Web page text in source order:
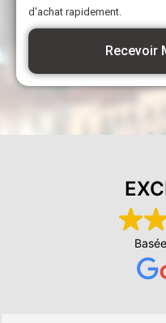
d'achat rapidement.
Recevoir